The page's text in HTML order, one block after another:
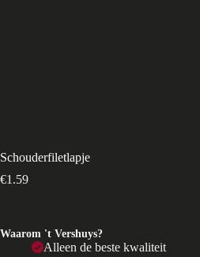
Schouderfiletlapje
€1.59
Waarom 't Vershuys?
Alleen de beste kwaliteit